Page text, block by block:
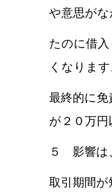
や意思が
たのに借
くなりま
最終的に
が２０万
５ 影響は
取引期間